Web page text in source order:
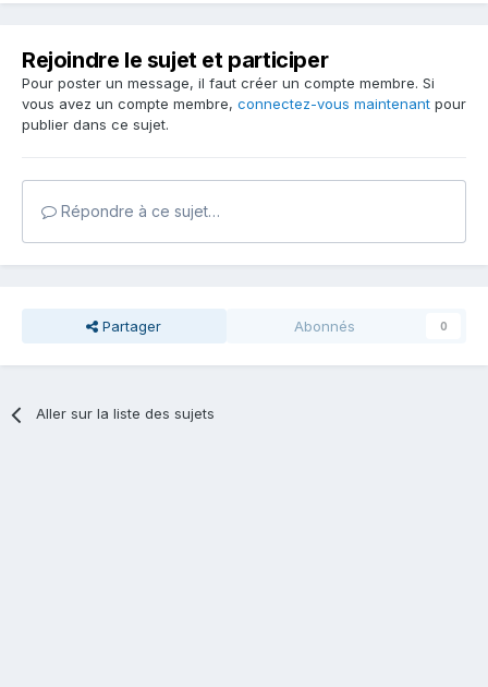
Rejoindre le sujet et participer
Pour poster un message, il faut créer un compte membre. Si
vous avez un compte membre, connectez-vous maintenant pour
publier dans ce sujet.
Répondre à ce sujet…
Partager Abonnés 0
Aller sur la liste des sujets